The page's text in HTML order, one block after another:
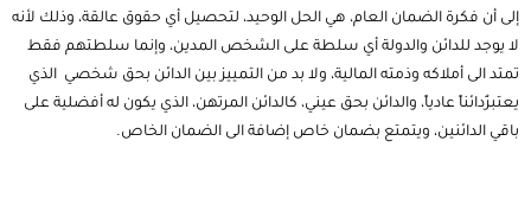
إلى أن فكرة الضمان العام، هي الحل الوحيد، لتحصيل أي حقوق عالقة، وذلك لأنه
لا يوجد للدائن والدولة أي سلطة على الشخص المدين، وإنما سلطتهم فقط
تمتد الى أملاكه وذمته المالية، ولا بد من التمييز بين الدائن بحق شخصي الذي
يعتبرٌدائناً عادياً، والدائن بحق عيني، كالدائن المرتهن، الذي يكون له أفضلية على
باقي الدائنين، ويتمتع بضمان خاص إضافة الى الضمان الخاص.